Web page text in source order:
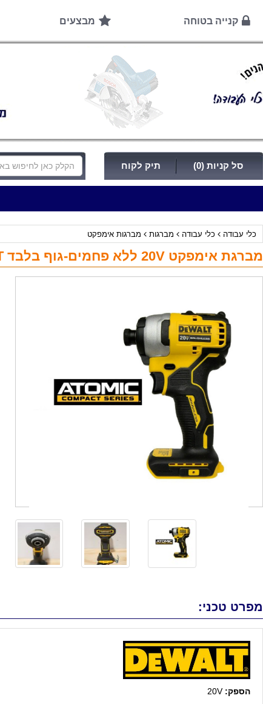
קנייה בטוחה מבצעים
סל קניות (0) תיק לקוח
כלי עבודה כלי עבודה מברגות מברגות אימפקט
מברגת אימפקט 20V ללא פחמים-גוף בלבד DeWALT
מפרט טכני:
הספק: 20V